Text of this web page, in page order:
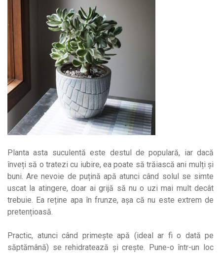
Planta asta suculentă este destul de populară, iar dacă
înveți să o tratezi cu iubire, ea poate să trăiască ani mulți și
buni. Are nevoie de puțină apă atunci când solul se simte
uscat la atingere, doar ai grijă să nu o uzi mai mult decât
trebuie. Ea reține apa în frunze, așa că nu este extrem de
pretențioasă.
Practic, atunci când primește apă (ideal ar fi o dată pe
săptămână) se rehidratează și crește. Pune-o într-un loc